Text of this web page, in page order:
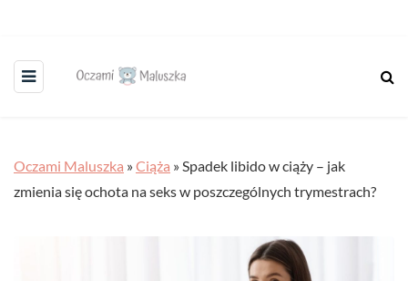
Oczami Maluszka »Ciąża »Spadek libido w ciąży – jak
zmienia się ochota na seks w poszczególnych trymestrach?